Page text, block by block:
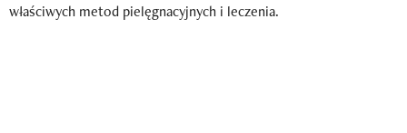
właściwych metod pielęgnacyjnych i leczenia.